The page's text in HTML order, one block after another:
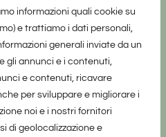
informazioni quali cookie su
e trattiamo i dati personali,
generali inviate da un
gli annunci e i contenuti,
e contenuti, ricavare
per sviluppare e migliorare i
noi e i nostri fornitori
di geolocalizzazione e